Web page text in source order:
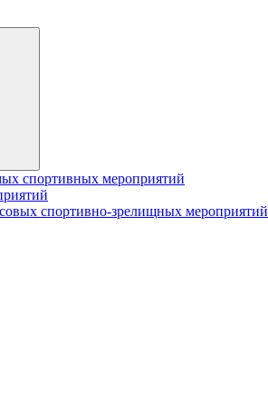
спортивных мероприятий
спортивно-зрелищных мероприятий